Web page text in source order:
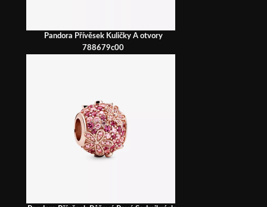
Pandora Přívěsek Kuličky A otvory
788679c00